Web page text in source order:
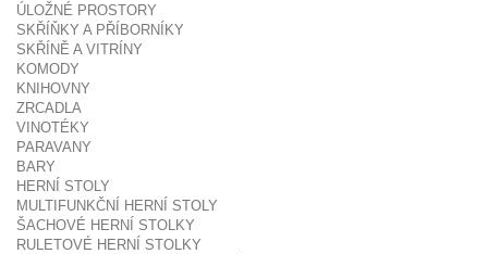
ÚLOŽNÉ PROSTORY
SKŘÍŇKY A PŘÍBORNÍKY
SKŘÍNĚ A VITRÍNY
KOMODY
KNIHOVNY
ZRCADLA
VINOTÉKY
PARAVANY
BARY
HERNÍ STOLY
MULTIFUNKČNÍ HERNÍ STOLY
ŠACHOVÉ HERNÍ STOLKY
RULETOVÉ HERNÍ STOLKY